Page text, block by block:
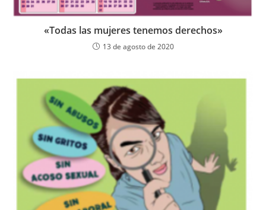
«Todas las mujeres tenemos derechos»
13 de agosto de 2020